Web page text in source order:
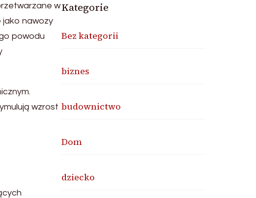
w
jako nawozy
powodu
wzrost
Kategorie
Bez kategorii
biznes
budownictwo
Dom
dziecko